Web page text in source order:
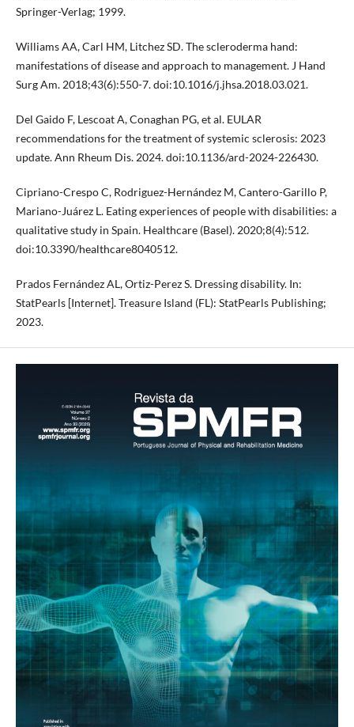
Springer-Verlag; 1999.
Williams AA, Carl HM, Litchez SD. The scleroderma hand:
manifestations of disease and approach to management. J Hand
Surg Am. 2018;43(6):550-7. doi:10.1016/j.jhsa.2018.03.021.
Del Gaido F, Lescoat A, Conaghan PG, et al. EULAR
recommendations for the treatment of systemic sclerosis: 2023
update. Ann Rheum Dis. 2024. doi:10.1136/ard-2024-226430.
Cipriano-Crespo C, Rodriguez-Hernández M, Cantero-Garillo P,
Mariano-Juárez L. Eating experiences of people with disabilities: a
qualitative study in Spain. Healthcare (Basel). 2020;8(4):512.
doi:10.3390/healthcare8040512.
Prados Fernández AL, Ortiz-Perez S. Dressing disability. In:
StatPearls [Internet]. Treasure Island (FL): StatPearls Publishing;
2023.